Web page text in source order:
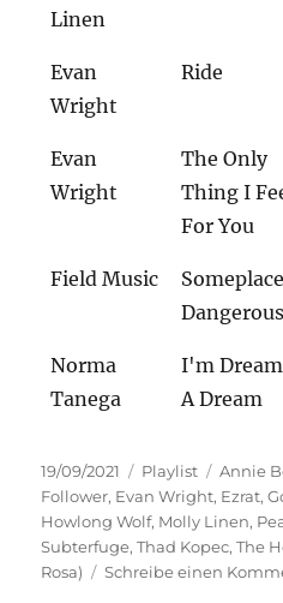
Linen
Evan
Wright
Ride
Evan
Wright
The Only
Thing I
For You
Field Music
Someplace
Dangerous
Norma
Tanega
I'm
A Dream
Veröffentlicht
am
19/09/2021 Kategorien
Playlist Annie
Follower, Evan Wright, Ezrat,
Howlong Wolf, Molly Linen,
Subterfuge,Thad Kopec,The
Rosa)
Schreibe einen